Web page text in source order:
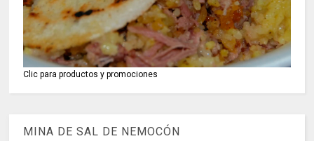
Clic para productos y promociones
MINA DE SAL DE NEMOCÓN